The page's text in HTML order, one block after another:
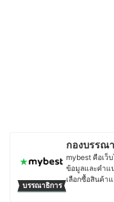
บรรณาธิการ
กองบรรณ
mybest คือเว็
ข้อมูลและคำแ
เลือกซื้อสินค้า